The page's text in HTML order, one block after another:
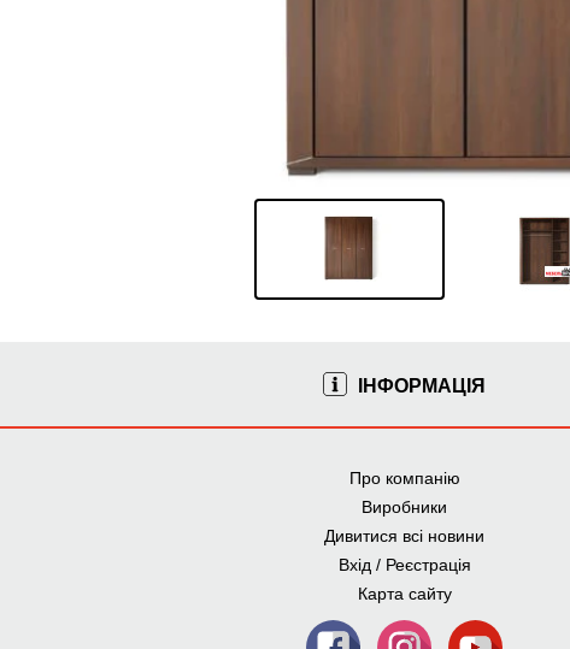
ІНФОРМАЦІЯ
Про компанію
Виробники
Дивитися всі новини
Вхід / Реєстрація
Карта сайту